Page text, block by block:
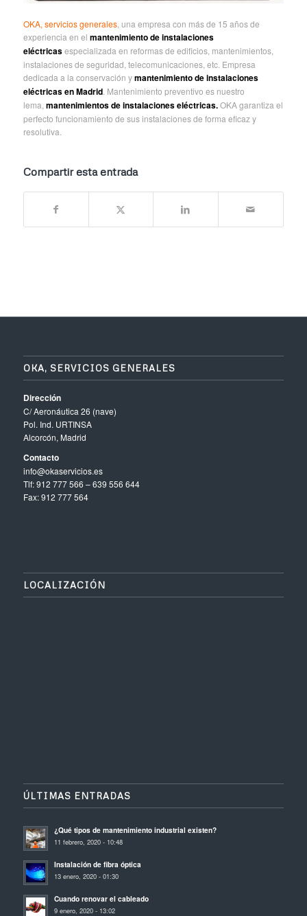
OKA, servicios generales, una empresa con más de 15 años de
experiencia en el mantenimiento de instalaciones
eléctricasespecializada en reformas de edificios, mantenimientos,
instalaciones de seguridad, telecomunicaciones, etc. Empresa
dedicada a la conservación ymantenimiento de instalaciones
eléctricas en Madrid. Mantenimiento preventivo es nuestro
lema,mantenimientos de instalaciones eléctricas.OKA garantiza el
perfecto funcionamiento de sus instalaciones de forma eficaz y
resolutiva.
Compartir esta entrada
OKA, SERVICIOS GENERALES
Dirección
C/ Aeronáutica 26 (nave)
Pol. Ind. URTINSA
Alcorcón, Madrid
Contacto
info@okaservicios.es
Tlf: 912 777 566 – 639 556 644
Fax: 912 777 564
LOCALIZACIÓN
ÚLTIMAS ENTRADAS
¿Qué tipos de mantenimiento industrial existen?
11 febrero, 2020 - 10:48
Instalación de fibra óptica
13 enero, 2020 - 01:30
Cuando renovar el cableado
9 enero, 2020 - 13:02